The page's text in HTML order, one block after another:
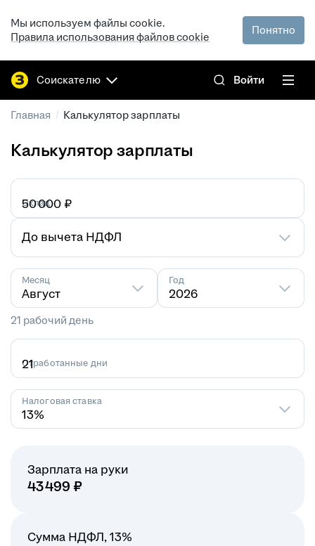
Мы используем файлы cookie.
Правила использования файлов cookie
Понятно
Соискателю Войти
Главная / Калькулятор зарплаты
Калькулятор зарплаты
Оклад ₽
До вычета НДФЛ
Месяц
Август
Год
2026
21 рабочий день
Отработанные дни
Налоговая ставка
13%
Зарплата на руки
43 499 ₽
Сумма НДФЛ, 13%